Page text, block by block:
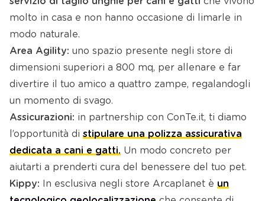
molto in casa e non hanno occasione di limarle in
modo naturale.
Area Agility: uno spazio presente negli store di
dimensioni superiori a 800 mq, per allenare e far
divertire il tuo amico a quattro zampe, regalandogli
un momento di svago.
Assicurazioni: in partnership con ConTe.it, ti diamo
l’opportunità di stipulare una polizza assicurativa
dedicata a cani e gatti. Un modo concreto per
aiutarti a prenderti cura del benessere del tuo pet.
Kippy: In esclusiva negli store Arcaplanet è un